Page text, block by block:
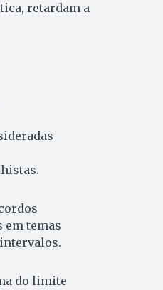
retardam a
temas
do limite